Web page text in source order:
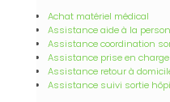
Achat matériel médical
Assistance aide à la
Assistance coordination
Assistance prise en
Assistance retour à
Assistance suivi sortie